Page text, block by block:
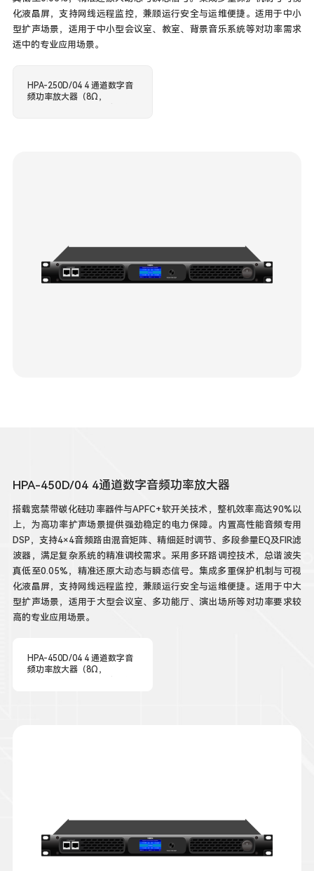
化液晶屏，支持网线远程监控，兼顾运行安全与运维便捷。适用于中小
型扩声场景，适用于中小型会议室、教室、背景音乐系统等对功率需求
适中的专业应用场景。
HPA-250D/04 4 通道数字音
频功率放大器（8Ω，
HPA-450D/04 4通道数字音频功率放大器
搭载宽禁带碳化硅功率器件与APFC+软开关技术，整机效率高达90%以
上，为高功率扩声场景提供强劲稳定的电力保障。内置高性能音频专用
DSP，支持4×4音频路由混音矩阵、精细延时调节、多段参量EQ及FIR滤
波器，满足复杂系统的精准调校需求。采用多环路调控技术，总谐波失
真低至0.05%，精准还原大动态与瞬态信号。集成多重保护机制与可视
化液晶屏，支持网线远程监控，兼顾运行安全与运维便捷。适用于中大
型扩声场景，适用于大型会议室、多功能厅、演出场所等对功率要求较
高的专业应用场景。
HPA-450D/04 4 通道数字音
频功率放大器（8Ω，